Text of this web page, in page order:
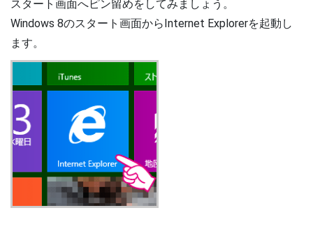
スタート画面へピン留めをしてみましょう。
Windows 8のスタート画面からInternet Explorerを起動し
ます。